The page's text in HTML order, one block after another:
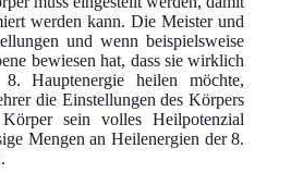
werden kann. Die Meister und
und wenn beispielsweise
bewiesen hat, dass sie wirklich
Hauptenergie heilen möchte,
die Einstellungen des Körpers
sein volles Heilpotenzial
Mengen an Heilenergien der 8.